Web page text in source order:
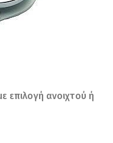
επιλογή ανοιχτού ή